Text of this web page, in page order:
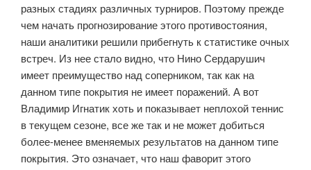
разных стадиях различных турниров. Поэтому прежде
чем начать прогнозирование этого противостояния,
наши аналитики решили прибегнуть к статистике очных
встреч. Из нее стало видно, что Нино Сердарушич
имеет преимущество над соперником, так как на
данном типе покрытия не имеет поражений. А вот
Владимир Игнатик хоть и показывает неплохой теннис
в текущем сезоне, все же так и не может добиться
более-менее вменяемых результатов на данном типе
покрытия. Это означает, что наш фаворит этого